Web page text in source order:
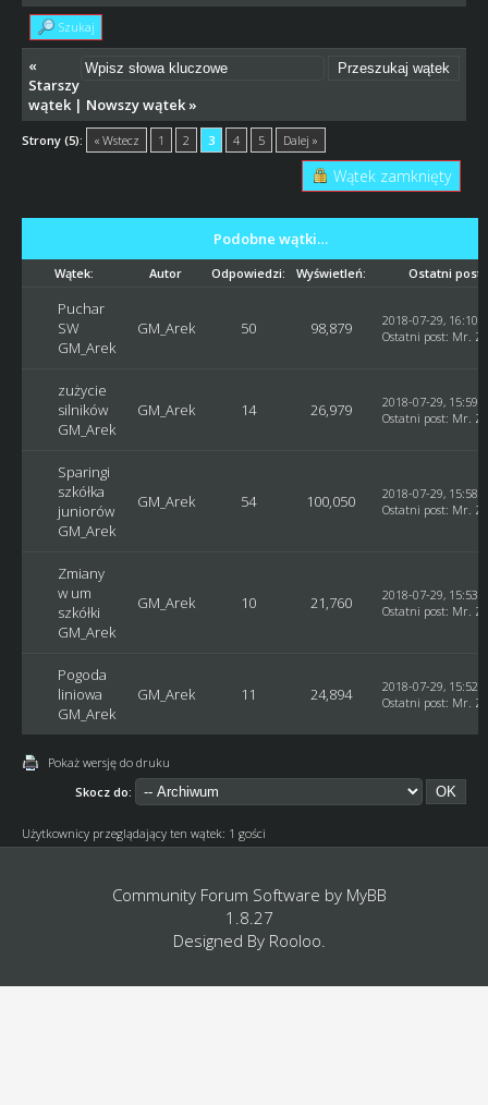
Szukaj
«
Starszy
wątek| Nowszy wątek»
Strony (5): « Wstecz 1 2 3 4 5 Dalej »
Wątek zamknięty
Podobne wątki…
Wątek: Autor Odpowiedzi: Wyświetleń: Ostatni post
Puchar
SW
GM_Arek
GM_Arek 50 98,879
2018-07-29,
Ostatni post: Mr.
zużycie
silników
GM_Arek
GM_Arek 14 26,979
2018-07-29,
Ostatni post: Mr.
Sparingi
szkółka
juniorów
GM_Arek
GM_Arek 54 100,050
2018-07-29,
Ostatni post: Mr.
Zmiany
w um
szkółki
GM_Arek
GM_Arek 10 21,760
2018-07-29,
Ostatni post: Mr.
Pogoda
liniowa
GM_Arek
GM_Arek 11 24,894
2018-07-29,
Ostatni post: Mr.
Pokaż wersję do druku
Skocz do:
Użytkownicy przeglądający ten wątek: 1 gości
Community Forum Software by MyBB
1.8.27
Designed By Rooloo